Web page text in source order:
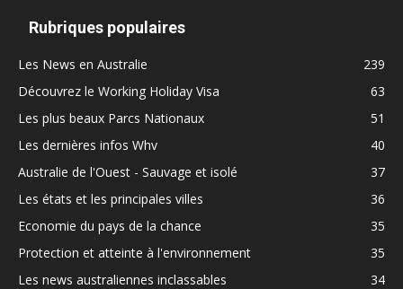
Rubriques populaires
Les News en Australie
239
Découvrez le Working Holiday Visa
63
Les plus beaux Parcs Nationaux
51
Les dernières infos Whv
40
Australie de l'Ouest - Sauvage et isolé
37
Les états et les principales villes
36
Economie du pays de la chance
35
Protection et atteinte à l'environnement
35
Les news australiennes inclassables
34